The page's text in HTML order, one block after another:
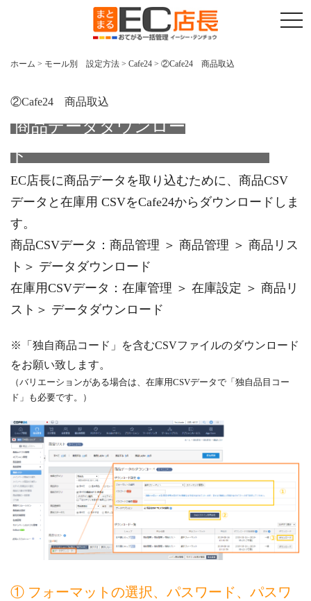
t
o
ホーム > モール別 設定方法 > Cafe24 > ②Cafe24 商品取込
②Cafe24 商品取込
商品データダウンロー
ド
EC店長に商品データを取り込むために、商品CSV
データと在庫用 CSVをCafe24からダウンロードしま
す。
商品CSVデータ：商品管理 ＞ 商品管理 ＞ 商品リス
ト＞ データダウンロード
在庫用CSVデータ：在庫管理 ＞ 在庫設定 ＞ 商品リ
スト＞ データダウンロード
※「独自商品コード」を含むCSVファイルのダウンロード
をお願い致します。
（バリエーションがある場合は、在庫用CSVデータで「独自品目コー
ド」も必要です。）
① フォーマットの選択、パスワード、パスワ